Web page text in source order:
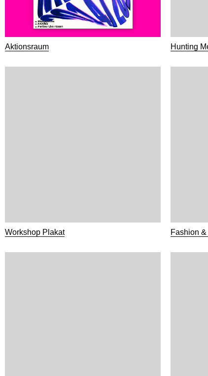
Aktionsraum Hunting
Workshop Plakat Fashion